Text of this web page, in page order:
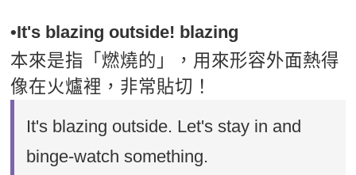
•It's blazing outside! blazing
本來是指「燃燒的」，用來形容外面熱得
像在火爐裡，非常貼切！
It's blazing outside. Let's stay in and
binge-watch something.